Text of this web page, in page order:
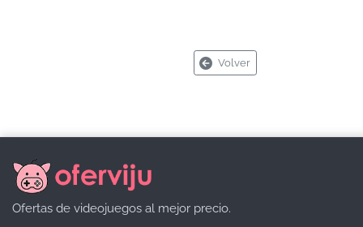
Volver
Ofertas de videojuegos al mejor precio.